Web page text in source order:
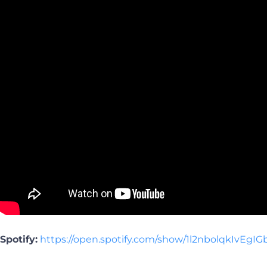
Spotify: https://open.spotify.com/show/